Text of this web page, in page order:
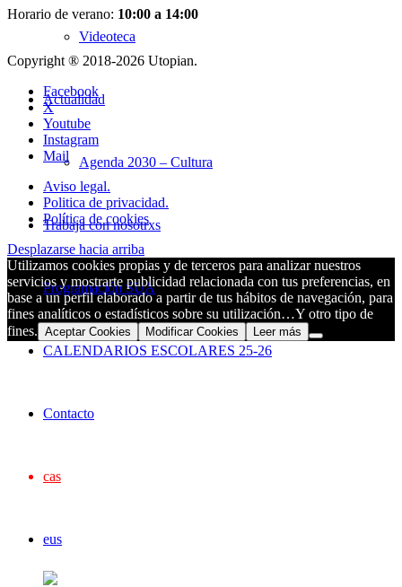
Videoteca
Actualidad
Agenda 2030 – Cultura
Trabaja con nosotrxs
Programación SUA
CALENDARIOS ESCOLARES 25-26
Contacto
cas
eus
Horario de verano: 10:00 a 14:00
Copyright ® 2018-2026 Utopian.
Facebook
X
Youtube
Instagram
Mail
Aviso legal.
Politica de privacidad.
Política de cookies
Desplazarse hacia arriba
Utilizamos cookies propias y de terceros para analizar nuestros
servicios y mostrarte publicidad relacionada con tus preferencias, en
base a un perfil elaborado a partir de tus hábitos de navegación, para
fines analíticos o estadísticos sobre su utilización…Y otro tipo de
fines. Aceptar Cookies Modificar Cookies Leer más